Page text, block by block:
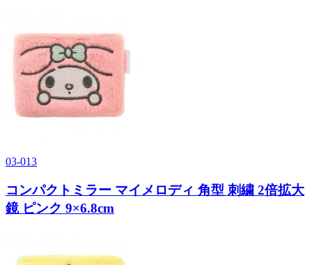
03-013
コンパクトミラー マイメロディ 角型 刺繍 2倍拡大
鏡 ピンク 9×6.8cm